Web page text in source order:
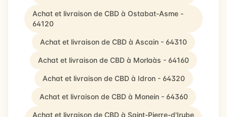
Achat et livraison de CBD à Ostabat-Asme -
64120
Achat et livraison de CBD à Ascain - 64310
Achat et livraison de CBD à Morlaàs - 64160
Achat et livraison de CBD à Idron - 64320
Achat et livraison de CBD à Monein - 64360
Achat et livraison de CBD à Saint-Pierre-d'Irube